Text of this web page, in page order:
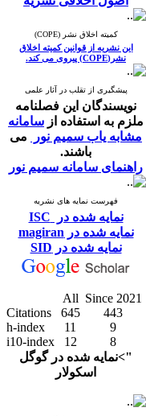
کمیته اخلاق نشر (COPE)
این نشریه از قوانین کمیته اخلاق
نشر(COPE) پیروی می کند.
پیشگیری از تقلب در آثار علمی
نویسندگان این فصلنامه
ملزم به استفاده از سامانه
مشابه یاب سمیم نور
می
باشند.
راهنمای سامانه سمیم نور
فهرست نمایه های نشریه
نمایه شده در ISC
نمایه شده در magiran
نمایه شده در SID
All Since 2021
Citations
645
443
h-index
11
9
i10-index
12
8
">نمایه شده در گوگل
اسکولار